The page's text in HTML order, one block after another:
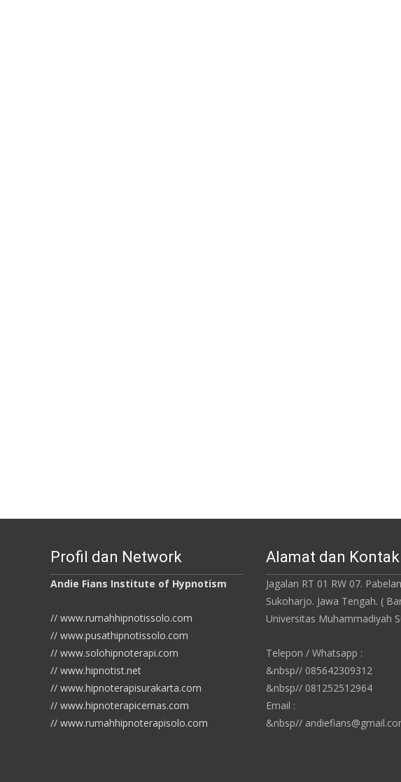
Profil dan Network
Andie Fians Institute of Hypnotism
// www.rumahhipnotissolo.com
// www.pusathipnotissolo.com
// www.solohipnoterapi.com
// www.hipnotist.net
// www.hipnoterapisurakarta.com
// www.hipnoterapicemas.com
// www.rumahhipnoterapisolo.com
Alamat dan Kontak
Jagalan RT 01 RW 07.
Sukoharjo. Jawa Tengah. (
Universitas Muhammadiyah
Telepon / Whatsapp :
&nbsp// 085642309312
&nbsp// 081252512964
Email :
&nbsp//